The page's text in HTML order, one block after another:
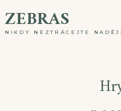
toZEBRAS
NIKDY NEZTRÁCEJTE